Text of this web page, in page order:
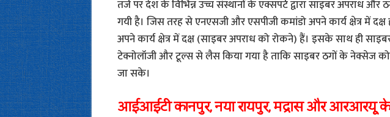
तर्ज पर देश के विभिन्न उच्च संस्थानों के एक्सपर्ट द्वारा साइबर अपराध और
गयी है। जिस तरह से एनएसजी और एसपीजी कमांडो अपने कार्य क्षेत्र में
अपने कार्य क्षेत्र में दक्ष (साइबर अपराध को रोकने) हैं। इसके साथ ही
टेक्नोलॉजी और टूल्स से लैस किया गया है ताकि साइबर ठगों के नेक्सेज को
जा सके।
आईआईटी कानपुर, नया रायपुर, मद्रास और आरआरयू के